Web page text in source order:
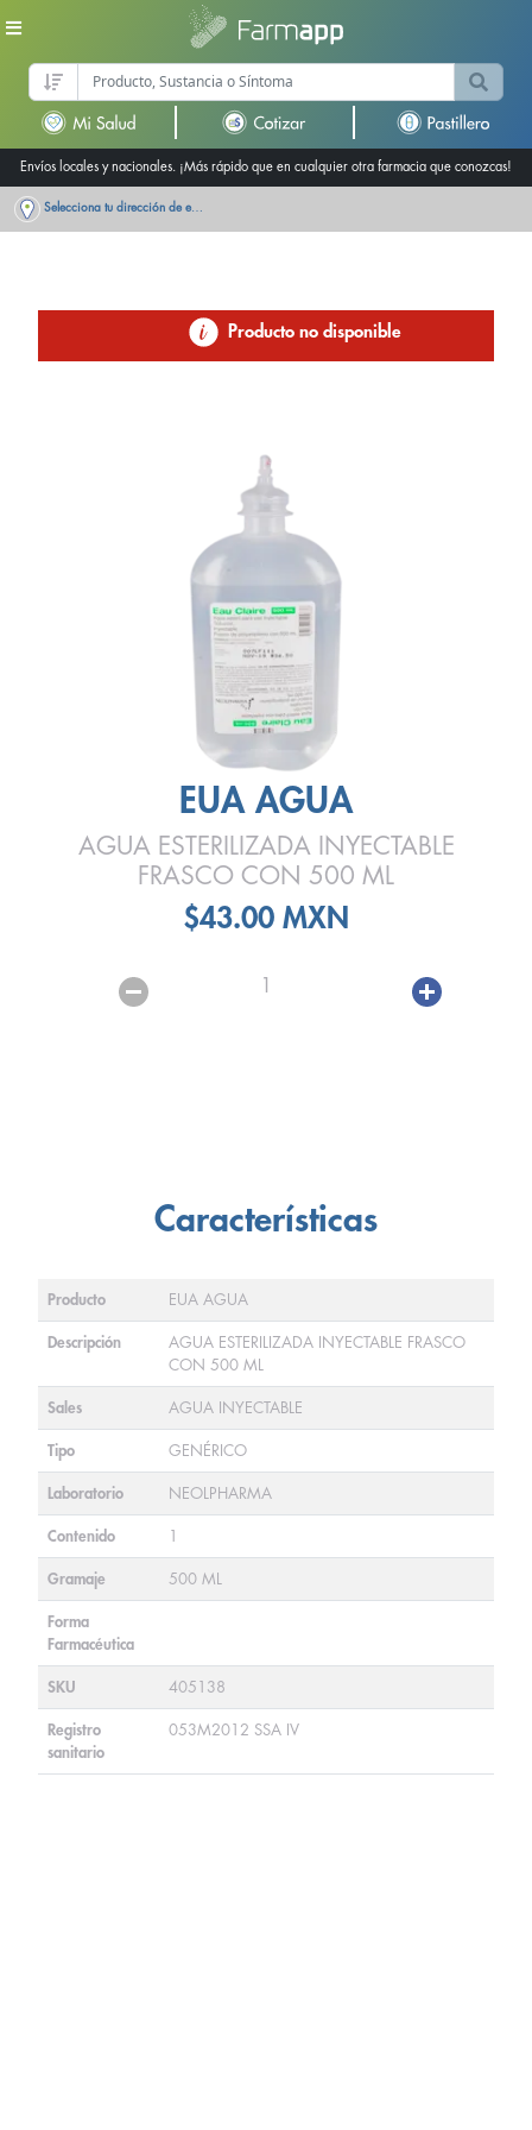
Envíos locales y nacionales. ¡Más rápido que en cualquier otra farmacia que conozcas!
Selecciona tu dirección de entrega
Producto no disponible
EUA AGUA
AGUA ESTERILIZADA INYECTABLE
FRASCO CON 500 ML
$43.00 MXN
1
Características
Producto EUA AGUA
Descripción
AGUA ESTERILIZADA INYECTABLE FRASCO
CON 500 ML
Sales AGUA INYECTABLE
Tipo GENÉRICO
Laboratorio NEOLPHARMA
Contenido 1
Gramaje 500 ML
Forma
Farmacéutica
SKU 405138
Registro
sanitario
053M2012 SSA IV